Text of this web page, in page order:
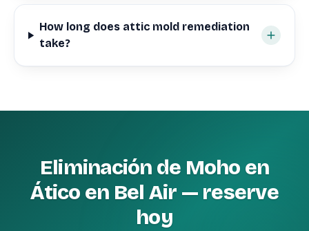
How long does attic mold remediation
take?
Eliminación de Moho en
Ático en Bel Air — reserve
hoy